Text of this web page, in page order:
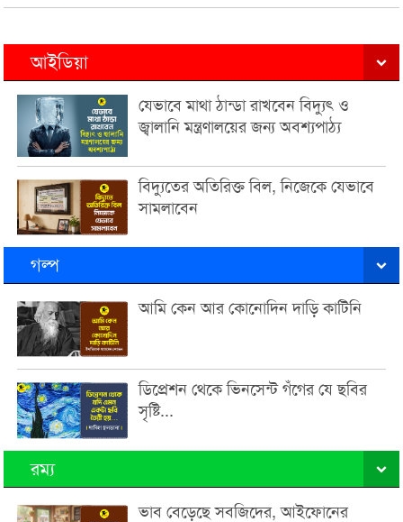
আইডিয়া
যেভাবে মাথা ঠান্ডা রাখবেন বিদ্যুৎ ও
জ্বালানি মন্ত্রণালয়ের জন্য অবশ্যপাঠ্য
বিদ্যুতের অতিরিক্ত বিল, নিজেকে যেভাবে
সামলাবেন
গল্প
আমি কেন আর কোনোদিন দাড়ি কাটিনি
ডিপ্রেশন থেকে ভিনসেন্ট গঁগের যে ছবির
সৃষ্টি...
রম্য
ভাব বেড়েছে সবজিদের, আইফোনের